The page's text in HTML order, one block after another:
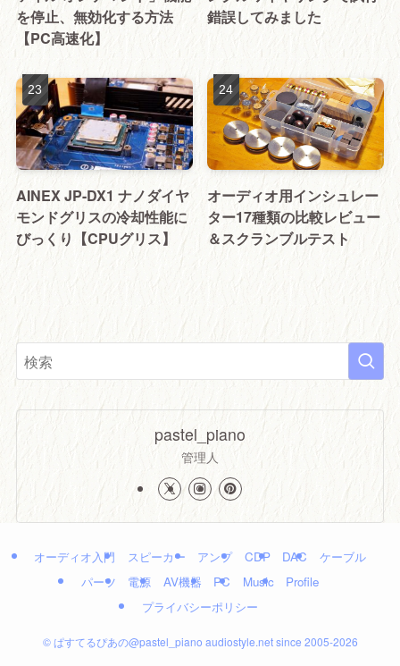
を停止、無効化する方法
【PC高速化】
錯誤してみました
AINEX JP-DX1 ナノダイヤ
モンドグリスの冷却性能に
びっくり【CPUグリス】
オーディオ用インシュレー
ター17種類の比較レビュー
＆スクランブルテスト
pastel_piano
管理人
オーディオ入門 スピーカー アンプ CDP DAC
ケーブル
パーツ
電源 AV機器 PC Music
Profile
プライバシーポリシー
©ぱすてるぴあの@pastel_piano audiostyle.net since 2005-2026